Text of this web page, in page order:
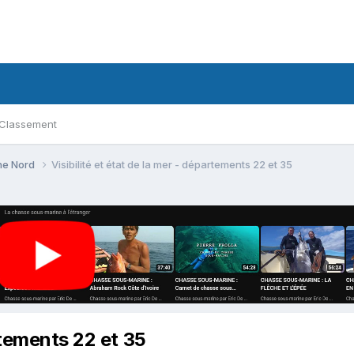
Nord Visibilité et état de la mer - départements 22 et 35
22 et 35